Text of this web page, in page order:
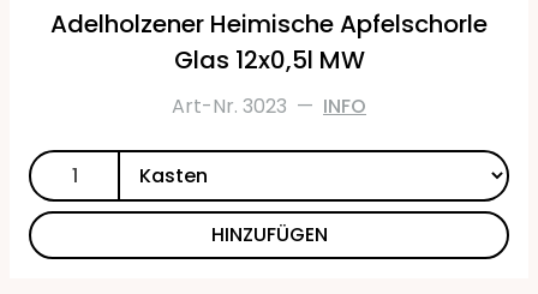
Adelholzener Heimische Apfelschorle
Glas 12x0,5l MW
Art-Nr. 3023 — INFO
HINZUFÜGEN